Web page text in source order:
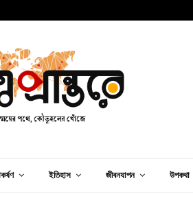
ইতিহাস জীবনযাপন উপকথা